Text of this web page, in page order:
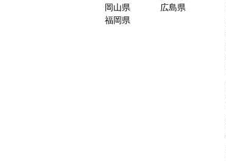
岡山県
広島県
福岡県